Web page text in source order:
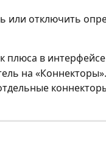
или отключить
плюса в интерфейсе
на «Коннекторы».